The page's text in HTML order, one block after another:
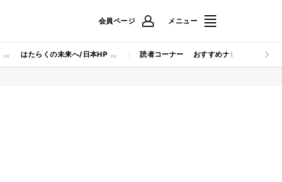
会員ページ メニュー
はたらくの未来へ/日本HP 読者コーナー おすすめナビ マイナビ